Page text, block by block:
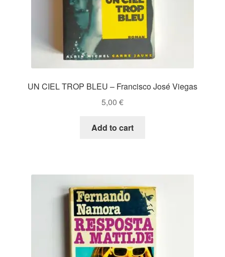
UN CIEL TROP BLEU – Francisco José Viegas
5,00 €
Add to cart